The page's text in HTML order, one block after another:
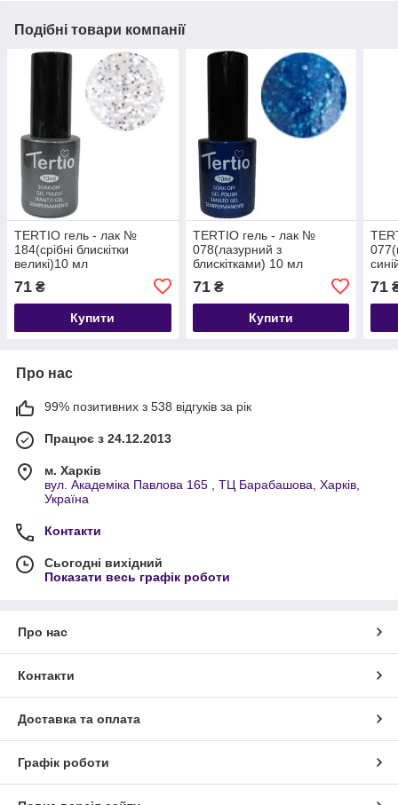
Подібні товари компанії
TERTIO гель - лак №
184(срібні блискітки
великі)10 мл
71 ₴
Купити
TERTIO гель - лак №
078(лазурний з
блискітками) 10 мл
71₴
Купити
71
Про нас
99% позитивних з 538 відгуків за рік
Працює з 24.12.2013
м. Харків
вул. Академіка Павлова 165 , ТЦ Барабашова, Харків,
Україна
Контакти
Сьогодні вихідний
Показати весь графік роботи
Про нас
Контакти
Доставка та оплата
Графік роботи